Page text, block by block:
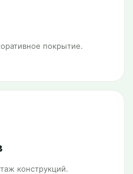
покрытие.
конструкций.